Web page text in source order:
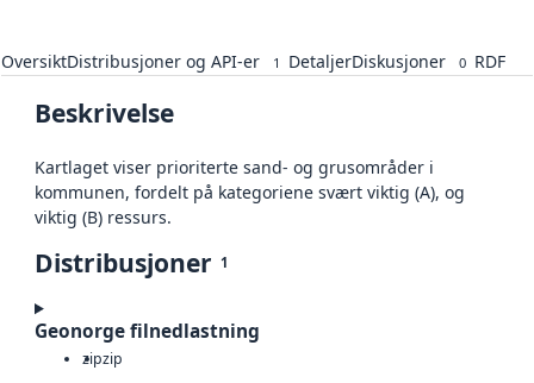
OversiktDistribusjoner og API-er 1 DetaljerDiskusjoner 0 RDF
Beskrivelse
Kartlaget viser prioriterte sand- og grusområder i
kommunen, fordelt på kategoriene svært viktig (A), og
viktig (B) ressurs.
Distribusjoner 1
Geonorge filnedlastning
zipzip